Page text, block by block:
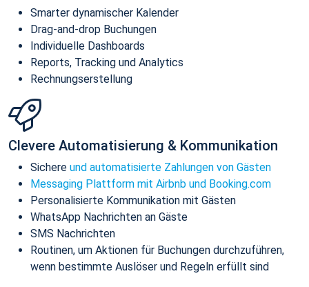
Smarter dynamischer Kalender
Drag-and-drop Buchungen
Individuelle Dashboards
Reports, Tracking und Analytics
Rechnungserstellung
Clevere Automatisierung & Kommunikation
Sichere und automatisierte Zahlungen von Gästen
Messaging Plattform mit Airbnb und Booking.com
Personalisierte Kommunikation mit Gästen
WhatsApp Nachrichten an Gäste
SMS Nachrichten
Routinen, um Aktionen für Buchungen durchzuführen,
wenn bestimmte Auslöser und Regeln erfüllt sind